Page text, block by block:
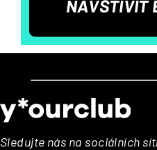
NAVŠTÍVIT
á
p
a
Sledujte nás na sociálních